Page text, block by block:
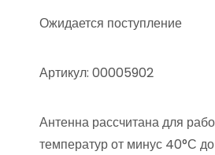
Ожидается поступление
Артикул: 00005902
Антенна рассчитана для
температур от минус 40°С